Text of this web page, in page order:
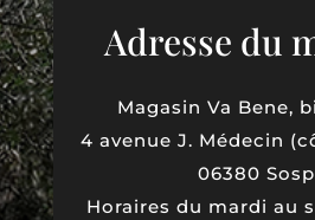
Adresse du
Magasin Va Bene,
4 avenue J. Médecin
06380
Horaires du mardi au